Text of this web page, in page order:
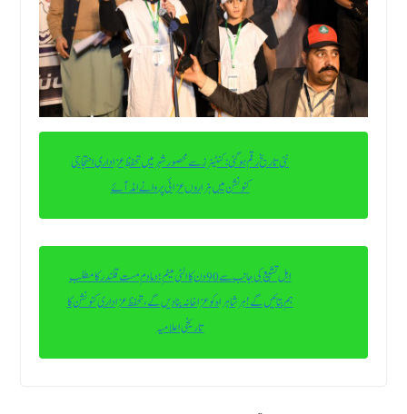
نئی تاریخ رقم ہوگئی : کنٹینرز سے محصور شہر میں تحفظِ عزاداری احتجاجی
کنونشن میں ہزاروں عزائی پروانے امڈ آئے
اہل تشیع کی جانب سے 90 دن کا الٹی میٹم ؛ دما دم مست قلندر کا مطلب
ہم بتائیں گے! ہر شاہراہ کو عزاخانہ بنا دیں گے، تحفظ عزاداری کنونشن کا
تاریخی اعلامیہ